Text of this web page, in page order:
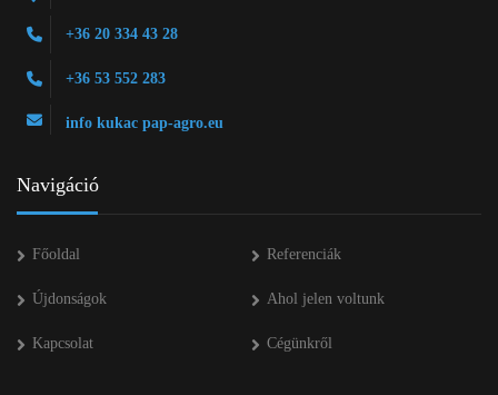
+36 20 334 43 28
+36 53 552 283
info kukac pap-agro.eu
Navigáció
Főoldal Referenciák
Újdonságok Ahol jelen voltunk
Kapcsolat Cégünkről